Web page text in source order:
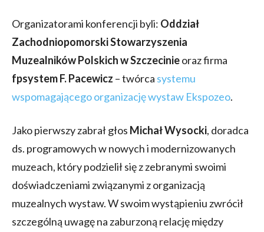
Organizatorami konferencji byli: Oddział
Zachodniopomorski Stowarzyszenia
Muzealników Polskich w Szczecinieoraz firma
fpsystem F. Pacewicz – twórca systemu
wspomagającego organizację wystaw Ekspozeo.
Jako pierwszy zabrał głos Michał Wysocki, doradca
ds. programowych w nowych i modernizowanych
muzeach, który podzielił się z zebranymi swoimi
doświadczeniami związanymi z organizacją
muzealnych wystaw. W swoim wystąpieniu zwrócił
szczególną uwagę na zaburzoną relację między